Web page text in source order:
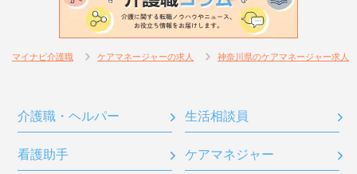
マイナビ介護職 ケアマネージャーの求人 神奈川県のケアマネージャー求人
介護職・ヘルパー 生活相談員
看護助手 ケアマネジャー